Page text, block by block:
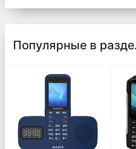
Популярные в